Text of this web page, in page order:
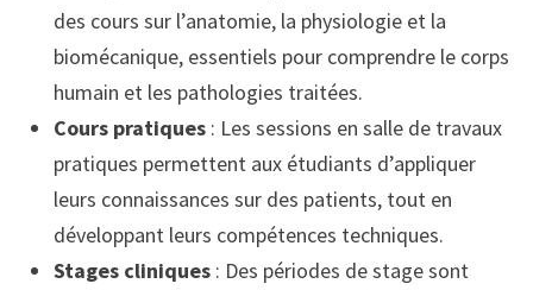
des cours sur l’anatomie, la physiologie et la
biomécanique, essentiels pour comprendre le corps
humain et les pathologies traitées.
Cours pratiques: Les sessions en salle de travaux
pratiques permettent aux étudiants d’appliquer
leurs connaissances sur des patients, tout en
développant leurs compétences techniques.
Stages cliniques: Des périodes de stage sont